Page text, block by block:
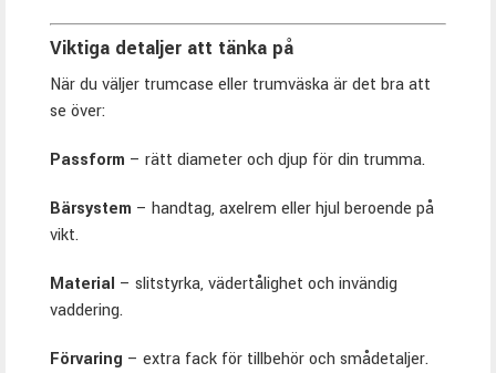
Viktiga detaljer att tänka på
När du väljer trumcase eller trumväska är det bra att
se över:
Passform – rätt diameter och djup för din trumma.
Bärsystem – handtag, axelrem eller hjul beroende på
vikt.
Material – slitstyrka, vädertålighet och invändig
vaddering.
Förvaring – extra fack för tillbehör och smådetaljer.